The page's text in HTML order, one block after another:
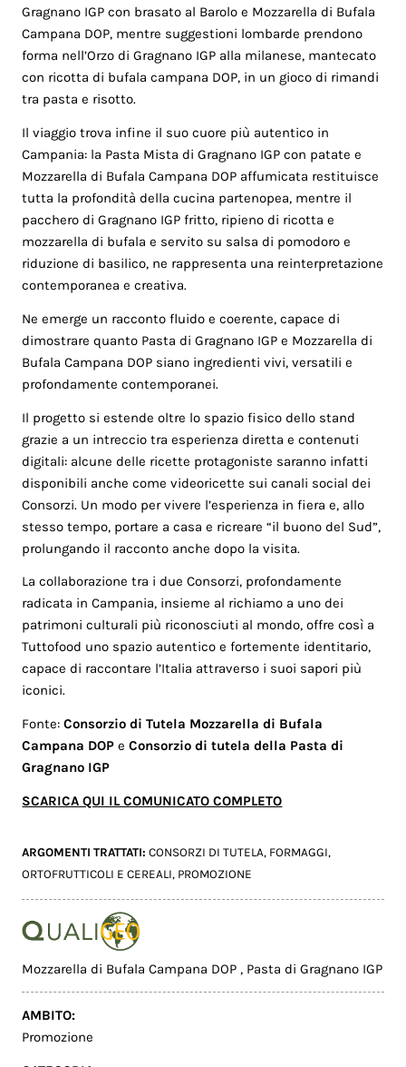
Gragnano IGP con brasato al Barolo e Mozzarella di Bufala
Campana DOP, mentre suggestioni lombarde prendono
forma nell’Orzo di Gragnano IGP alla milanese, mantecato
con ricotta di bufala campana DOP, in un gioco di rimandi
tra pasta e risotto.
Il viaggio trova infine il suo cuore più autentico in
Campania: la Pasta Mista di Gragnano IGP con patate e
Mozzarella di Bufala Campana DOP affumicata restituisce
tutta la profondità della cucina partenopea, mentre il
pacchero di Gragnano IGP fritto, ripieno di ricotta e
mozzarella di bufala e servito su salsa di pomodoro e
riduzione di basilico, ne rappresenta una reinterpretazione
contemporanea e creativa.
Ne emerge un racconto fluido e coerente, capace di
dimostrare quanto Pasta di Gragnano IGP e Mozzarella di
Bufala Campana DOP siano ingredienti vivi, versatili e
profondamente contemporanei.
Il progetto si estende oltre lo spazio fisico dello stand
grazie a un intreccio tra esperienza diretta e contenuti
digitali: alcune delle ricette protagoniste saranno infatti
disponibili anche come videoricette sui canali social dei
Consorzi. Un modo per vivere l’esperienza in fiera e, allo
stesso tempo, portare a casa e ricreare “il buono del Sud”,
prolungando il racconto anche dopo la visita.
La collaborazione tra i due Consorzi, profondamente
radicata in Campania, insieme al richiamo a uno dei
patrimoni culturali più riconosciuti al mondo, offre così a
Tuttofood uno spazio autentico e fortemente identitario,
capace di raccontare l’Italia attraverso i suoi sapori più
iconici.
Fonte:Consorzio di Tutela Mozzarella di Bufala
Campana DOP eConsorzio di tutela della Pasta di
Gragnano IGP
SCARICA QUI IL COMUNICATO COMPLETO
ARGOMENTI TRATTATI:CONSORZI DI TUTELA, FORMAGGI,
ORTOFRUTTICOLI E CEREALI, PROMOZIONE
Mozzarella di Bufala Campana DOP, Pasta di Gragnano IGP
AMBITO:
Promozione